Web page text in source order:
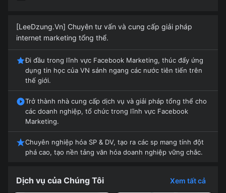
[LeeDzung.Vn] Chuyên tư vấn và cung cấp giải pháp
internet marketing tổng thể.
Đi đầu trong lĩnh vực Facebook Marketing, thúc đẩy ứng
dụng tin học của VN sánh ngang các nước tiên tiến trên
thế giới.
Trở thành nhà cung cấp dịch vụ và giải pháp tổng thể cho
các doanh nghiệp, tổ chức trong lĩnh vực Facebook
Marketing.
Chuyên nghiệp hóa SP & DV, tạo ra các sp mang tính đột
phá cao, tạo nền tảng văn hóa doanh nghiệp vững chắc.
Dịch vụ của Chúng Tôi Xem tất cả